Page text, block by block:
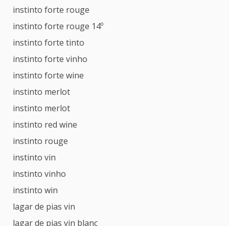
instinto forte rouge
instinto forte rouge 14º
instinto forte tinto
instinto forte vinho
instinto forte wine
instinto merlot
instinto merlot
instinto red wine
instinto rouge
instinto vin
instinto vinho
instinto win
lagar de pias vin
lagar de pias vin blanc